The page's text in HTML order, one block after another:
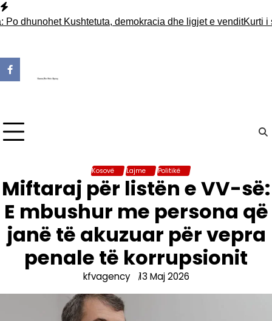
Skip
to
Kushtetuta, demokracia dhe ligjet e venditKurti i
Kosovë Lajme Politikë
Miftaraj për listën e VV-së:
E mbushur me persona që
janë të akuzuar për vepra
penale të korrupsionit
kfvagency 13 Maj 2026